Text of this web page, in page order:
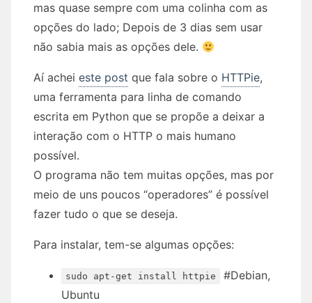
mas quase sempre com uma colinha com as
opções do lado; Depois de 3 dias sem usar
não sabia mais as opções dele.
Aí achei este post que fala sobre o HTTPie,
uma ferramenta para linha de comando
escrita em Python que se propõe a deixar a
interação com o HTTP o mais humano
possível.
O programa não tem muitas opções, mas por
meio de uns poucos “operadores” é possível
fazer tudo o que se deseja.
Para instalar, tem-se algumas opções:
sudo apt-get install httpie
#Debian,
Ubuntu